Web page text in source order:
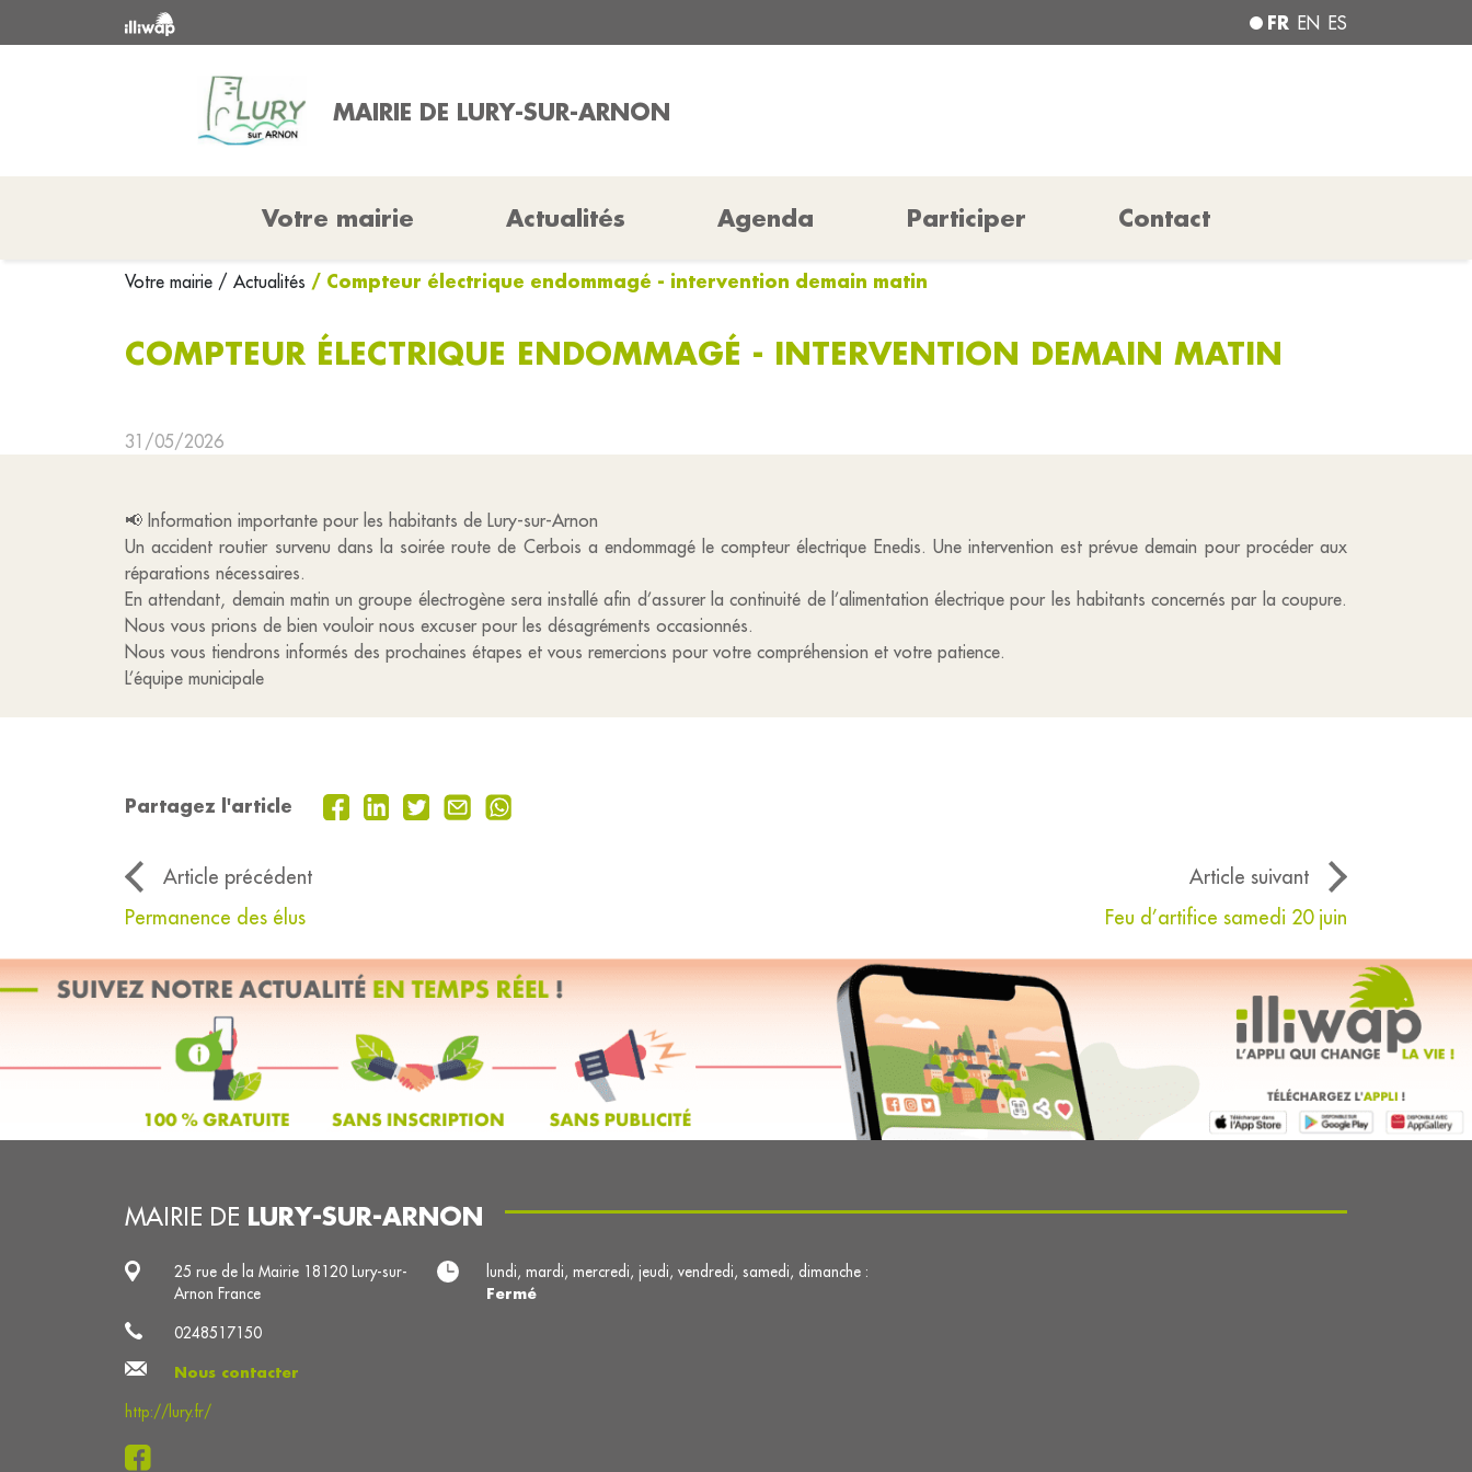
FR EN ES
MAIRIE DE LURY-SUR-ARNON
Votre mairie Actualités Agenda Participer Contact
Votre mairie / Actualités / Compteur électrique endommagé - intervention demain matin
COMPTEUR ÉLECTRIQUE ENDOMMAGÉ - INTERVENTION DEMAIN MATIN
31/05/2026
📢 Information importante pour les habitants de Lury-sur-Arnon
Un accident routier survenu dans la soirée route de Cerbois a endommagé le compteur électrique Enedis. Une intervention est prévue demain pour procéder aux
réparations nécessaires.
En attendant, demain matin un groupe électrogène sera installé afin d’assurer la continuité de l’alimentation électrique pour les habitants concernés par la coupure.
Nous vous prions de bien vouloir nous excuser pour les désagréments occasionnés.
Nous vous tiendrons informés des prochaines étapes et vous remercions pour votre compréhension et votre patience.
L’équipe municipale
Partagez l'article
Article précédent
Article suivant
Permanence des élus
Feu d’artifice samedi 20 juin
MAIRIE DE LURY-SUR-ARNON
25 rue de la Mairie 18120 Lury-sur-
Arnon France
0248517150
Nous contacter
http://lury.fr/
lundi, mardi, mercredi, jeudi, vendredi, samedi, dimanche :
Fermé